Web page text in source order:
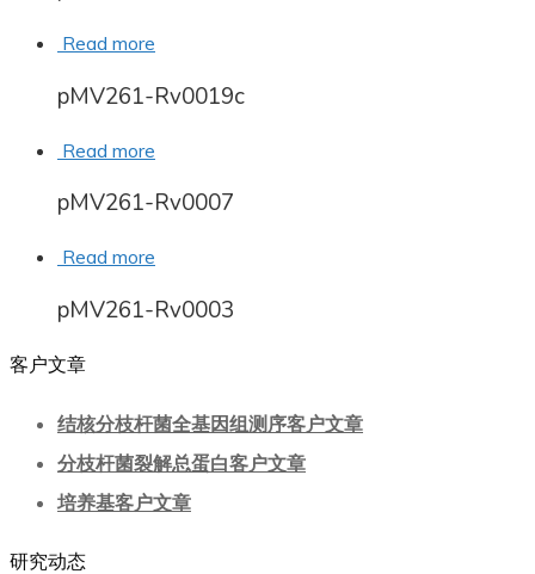
Read more
pMV261-Rv0019c
Read more
pMV261-Rv0007
Read more
pMV261-Rv0003
客户文章
结核分枝杆菌全基因组测序客户文章
分枝杆菌裂解总蛋白客户文章
培养基客户文章
研究动态